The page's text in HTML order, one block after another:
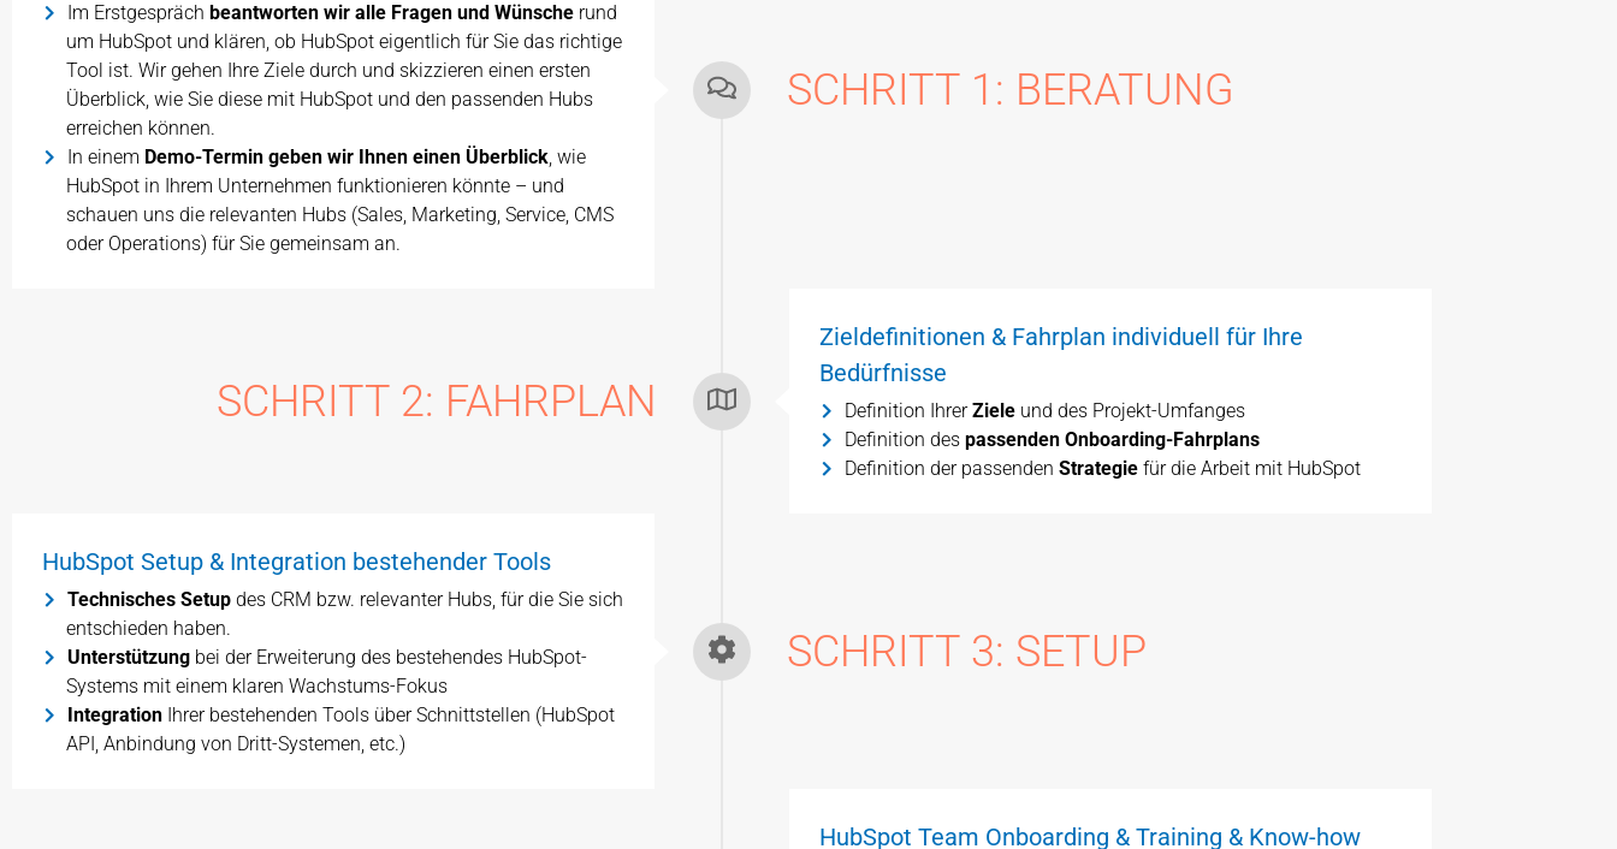
Im Erstgespräch beantworten wir alle Fragen und Wünsche rund
um HubSpot und klären, ob HubSpot eigentlich für Sie das richtige
Tool ist. Wir gehen Ihre Ziele durch und skizzieren einen ersten
Überblick, wie Sie diese mit HubSpot und den passenden Hubs
erreichen können.
In einem Demo-Termin geben wir Ihnen einen Überblick, wie
HubSpot in Ihrem Unternehmen funktionieren könnte – und
schauen uns die relevanten Hubs (Sales, Marketing, Service, CMS
oder Operations) für Sie gemeinsam an.
SCHRITT 1: BERATUNG
Zieldefinitionen & Fahrplan individuell für Ihre
Bedürfnisse
Definition IhrerZieleund des Projekt-Umfanges
Definition des passenden Onboarding-Fahrplans
Definition der passenden Strategiefür die Arbeit mit HubSpot
SCHRITT 2: FAHRPLAN
HubSpot Setup & Integration bestehender Tools
Technisches Setup des CRM bzw. relevanter Hubs, für die Sie sich
entschieden haben.
Unterstützung bei der Erweiterung des bestehendes HubSpot-
Systems mit einem klaren Wachstums-Fokus
Integration Ihrer bestehenden Tools über Schnittstellen (HubSpot
API, Anbindung von Dritt-Systemen, etc.)
SCHRITT 3: SETUP
HubSpot Team Onboarding & Training & Know-how